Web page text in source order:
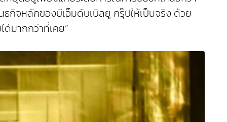
กิจหลักของบีเอ็มดับเบิลยู กรุ๊ปให้เป็นจริง ด้วย
มากกว่าที่เคย”